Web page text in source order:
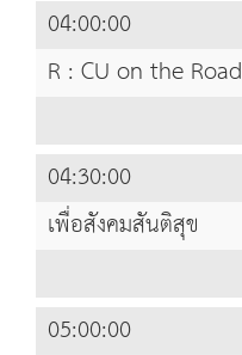
04:00:00
R : CU on the Road
04:30:00
เพื่อสังคมสันติสุข
05:00:00